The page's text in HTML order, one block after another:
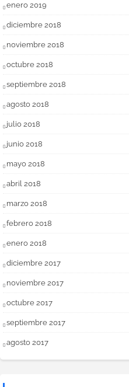
enero 2019
diciembre 2018
noviembre 2018
octubre 2018
septiembre 2018
agosto 2018
julio 2018
junio 2018
mayo 2018
abril 2018
marzo 2018
febrero 2018
enero 2018
diciembre 2017
noviembre 2017
octubre 2017
septiembre 2017
agosto 2017